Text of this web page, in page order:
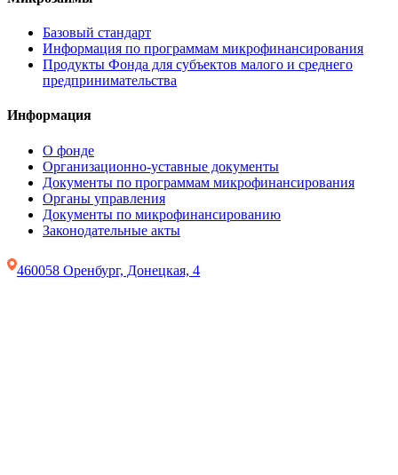
Базовый стандарт
Информация по программам микрофинансирования
Продукты Фонда для субъектов малого и среднего
предпринимательства
Информация
О фонде
Организационно-уставные документы
Документы по программам микрофинансирования
Органы управления
Документы по микрофинансированию
Законодательные акты
460058 Оренбург, Донецкая, 4